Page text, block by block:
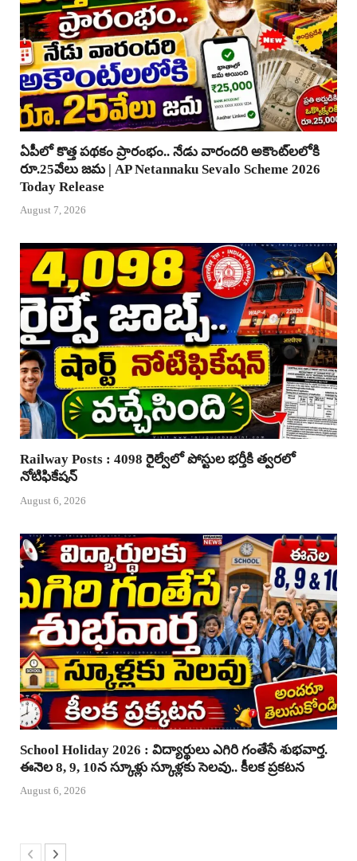
ఏపీలో కొత్త పథకం ప్రారంభం.. నేడు వారందరి అకౌంట్‌లలోకి
రూ.25వేలు జమ | AP Netannaku Sevalo Scheme 2026
Today Release
August 7, 2026
Railway Posts : 4098 రైల్వేలో పోస్టుల భర్తీకి త్వరలో
నోటిఫికేషన్
August 6, 2026
School Holiday 2026 : విద్యార్థులు ఎగిరి గంతేసే శుభవార్త.
ఈనెల 8, 9, 10న స్కూళ్లు స్కూళ్లకు సెలవు.. కీలక ప్రకటన
August 6, 2026